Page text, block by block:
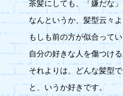
茶髪にしても、「嫌だな
なんというか、髪型云々
もしも前の方が似合って
自分の好きな人を傷つけ
それよりは、どんな髪型
と、いうか好きです。